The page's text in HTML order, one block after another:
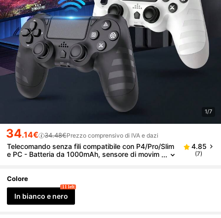
1/7
34.14€ 34.48€Prezzo comprensivo di IVA e dazi
Telecomando senza fili compatibile con P4/Pro/Slim
e PC - Batteria da 1000mAh, sensore di movim
4.85
(7)
Colore
In bianco e nero
11 left